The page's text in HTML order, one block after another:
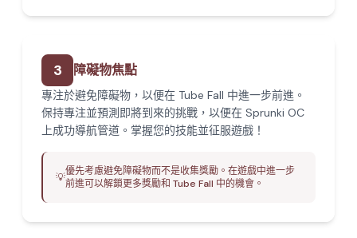
3 障礙物焦點
專注於避免障礙物，以便在 Tube Fall 中進一步前進。
保持專注並預測即將到來的挑戰，以便在 Sprunki OC
上成功導航管道。掌握您的技能並征服遊戲！
💡優先考慮避免障礙物而不是收集獎勵。在遊戲中進一步
前進可以解鎖更多獎勵和 Tube Fall 中的機會。